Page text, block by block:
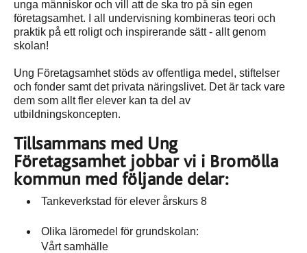
unga människor och vill att de ska tro på sin egen
företagsamhet. I all undervisning kombineras teori och
praktik på ett roligt och inspirerande sätt - allt genom
skolan!
Ung Företagsamhet stöds av offentliga medel, stiftelser
och fonder samt det privata näringslivet. Det är tack vare
dem som allt fler elever kan ta del av
utbildningskoncepten.
Tillsammans med Ung
Företagsamhet jobbar vi i Bromölla
kommun med följande delar:
Tankeverkstad för elever årskurs 8
Olika läromedel för grundskolan:
Vårt samhälle